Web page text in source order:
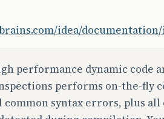
idea/
performance dynamic code
performs on-the-fly
common syntax errors, plus